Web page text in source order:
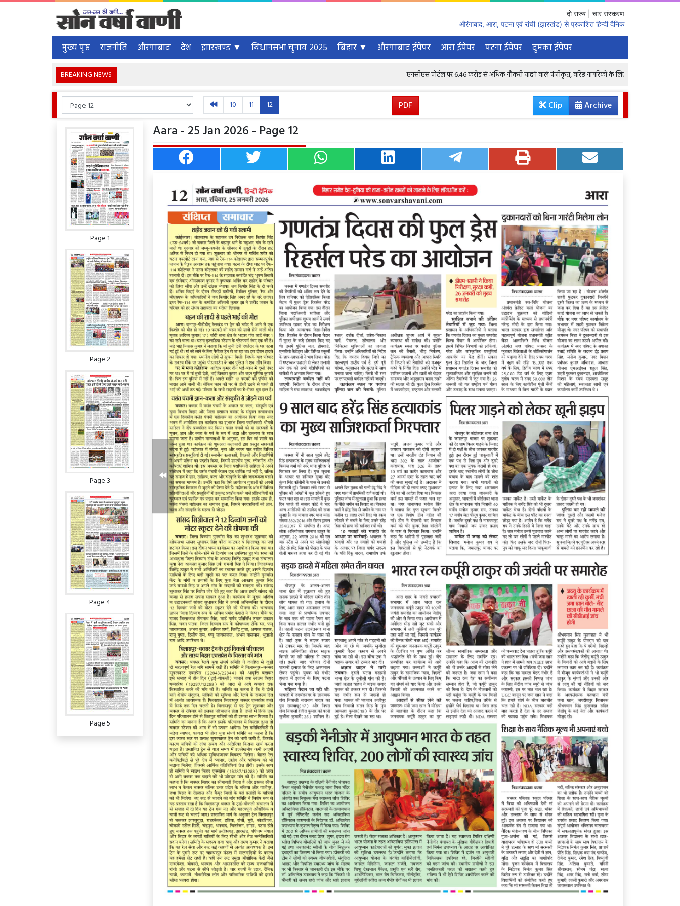
दो राज्य | चार संस्करण
औरंगाबाद, आरा, पटना एवं रांची (झारखंड) से प्रकाशित हिन्दी दैनिक
मुख्य पृष्ठ राजनीति औरंगाबाद देश झारखण्ड ▼ विधानसभा चुनाव 2025 बिहार ▼ औरंगाबाद ईपेपर आरा ईपेपर पटना ईपेपर दुमका ईपेपर
BREAKING NEWS एनसीएस पोर्टल पर 6.46 करोड़ से अधिक नौकरी चाहने वाले पंजीकृत, वरिष्ठ नागरिकों के लिए भी 1.68 लाख रिक्तियां : केंद्रीय मंत्री
10 11 12 PDF Archive
Clip
Page 1
Page 2
Page 3
Page 4
Page 5
Aara - 25 Jan 2026 - Page 12